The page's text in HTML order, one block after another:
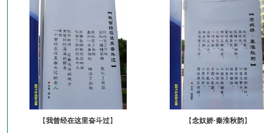
【我曾经在这里奋斗过】 【念奴娇·秦淮秋韵】